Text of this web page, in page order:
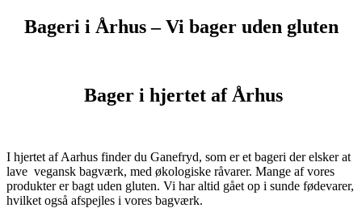
Bageri i Århus – Vi bager uden gluten
Bager i hjertet af Århus
I hjertet af Aarhus finder du Ganefryd, som er et bageri der elsker at
lave vegansk bagværk, med økologiske råvarer. Mange af vores
produkter er bagt uden gluten. Vi har altid gået op i sunde fødevarer,
hvilket også afspejles i vores bagværk.